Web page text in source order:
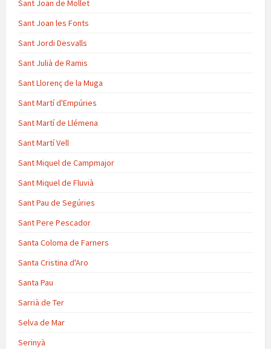
Sant Joan de Mollet
Sant Joan les Fonts
Sant Jordi Desvalls
Sant Julià de Ramis
Sant Llorenç de la Muga
Sant Martí d'Empúries
Sant Martí de Llémena
Sant Martí Vell
Sant Miquel de Campmajor
Sant Miquel de Fluvià
Sant Pau de Segúries
Sant Pere Pescador
Santa Coloma de Farners
Santa Cristina d'Aro
Santa Pau
Sarrià de Ter
Selva de Mar
Serinyà